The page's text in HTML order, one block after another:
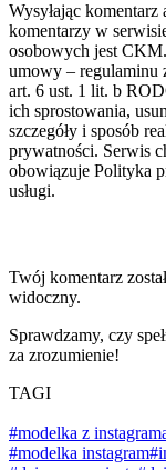
Wysyłając komentarz
komentarzy w
osobowych jest
umowy – regulaminu
art. 6 ust. 1 lit. b
ich sprostowania,
szczegóły i sposób
prywatności. Serwis
obowiązuje Polityka
usługi.
Twój komentarz
widoczny.
Sprawdzamy, czy
za zrozumienie!
TAGI
#modelka z
#modelka instagram